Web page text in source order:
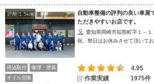
距離:1.5km
自動車整備の評判の良い車
ただきやすいお店です。
愛知県岡崎市稲熊町字１－１
祝、祭日はお休みさせて頂いてお
持込取付
修理・塗装
オイル交換
4.95
作業実績
1975件